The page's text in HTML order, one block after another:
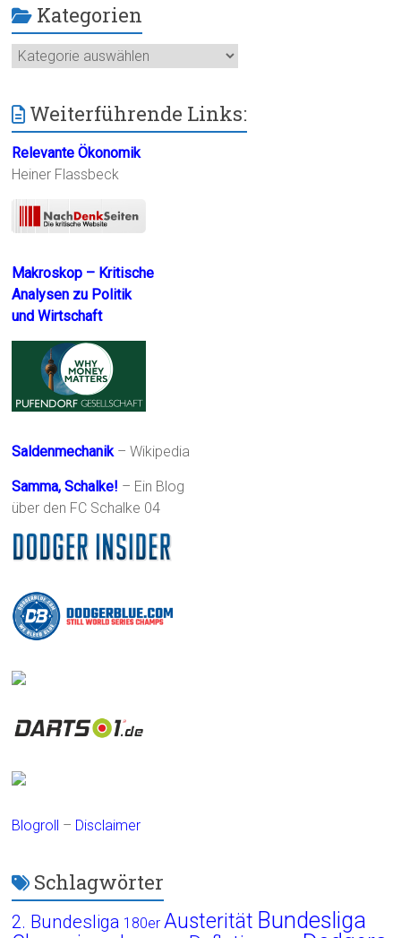
Kategorien
Kategorien
Weiterführende Links:
Relevante Ökonomik
Heiner Flassbeck
Makroskop – Kritische
Analysen zu Politik
und Wirtschaft
Saldenmechanik– Wikipedia
Samma, Schalke! – Ein Blog
über den FC Schalke 04
Blogroll – Disclaimer
Schlagwörter
2. Bundesliga 180er Austerität Bundesliga